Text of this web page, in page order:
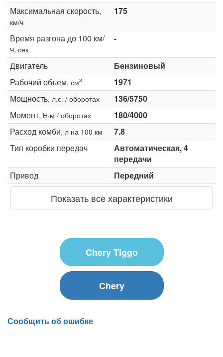
Максимальная скорость,
км/ч
175
Время разгона до 100 км/
ч, сек
-
Двигатель
Бензиновый
Рабочий объем, см3
1971
Мощность, л.с. / оборотах
136/5750
Момент, Н·м / оборотах
180/4000
Расход комби, л на 100 км
7.8
Тип коробки передач
Автоматическая, 4
передачи
Привод
Передний
Показать все характеристики
Chery Tiggo
Chery
Сообщить об ошибке